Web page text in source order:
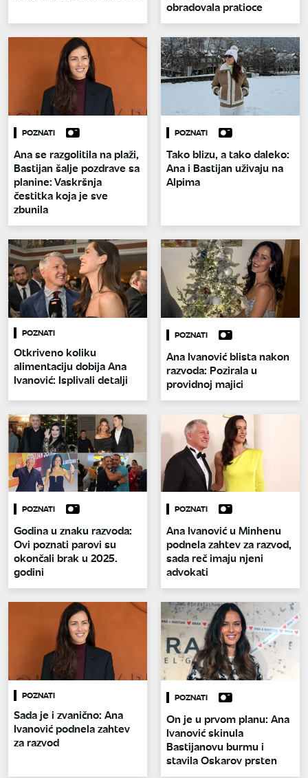
obradovala pratioce
POZNATI
Ana se razgolitila na plaži,
Bastijan šalje pozdrave sa
planine: Vaskršnja
čestitka koja je sve
zbunila
POZNATI
Tako blizu, a tako daleko:
Ana i Bastijan uživaju na
Alpima
POZNATI
Otkriveno koliku
alimentaciju dobija Ana
Ivanović: Isplivali detalji
POZNATI
Ana Ivanović blista nakon
razvoda: Pozirala u
providnoj majici
POZNATI
Godina u znaku razvoda:
Ovi poznati parovi su
okončali brak u 2025.
godini
POZNATI
Ana Ivanović u Minhenu
podnela zahtev za razvod,
sada reč imaju njeni
advokati
POZNATI
Sada je i zvanično: Ana
Ivanović podnela zahtev
za razvod
POZNATI
On je u prvom planu: Ana
Ivanović skinula
Bastijanovu burmu i
stavila Oskarov prsten